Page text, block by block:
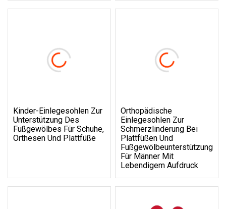
Kinder-Einlegesohlen Zur
Unterstützung Des
Fußgewölbes Für Schuhe,
Orthesen Und Plattfüße
Orthopädische
Einlegesohlen Zur
Schmerzlinderung Bei
Plattfüßen Und
Fußgewölbeunterstützung
Für Männer Mit
Lebendigem Aufdruck